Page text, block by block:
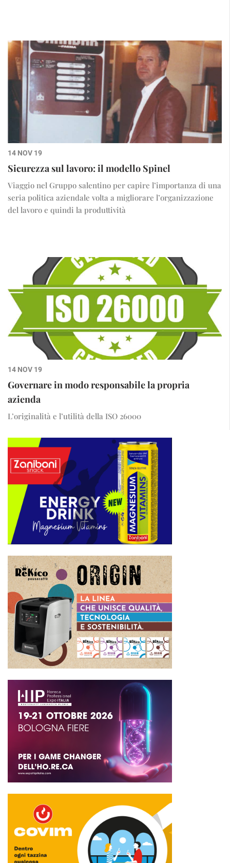
14 NOV 19
Sicurezza sul lavoro: il modello Spinel
Viaggio nel Gruppo salentino per capire l’importanza di una
seria politica aziendale volta a migliorare l’organizzazione
del lavoro e quindi la produttività
14 NOV 19
Governare in modo responsabile la propria
azienda
L’originalità e l’utilità della ISO 26000